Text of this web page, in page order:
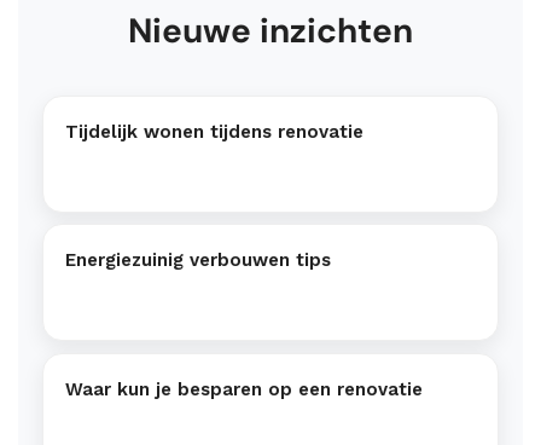
Nieuwe inzichten
Tijdelijk wonen tijdens renovatie
Energiezuinig verbouwen tips
Waar kun je besparen op een renovatie